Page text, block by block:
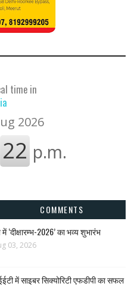
time in
COMMENTS
‘दीक्षारम्भ-2026’ का भव्य शुभारंभ
03, 2026
में साइबर सिक्योरिटी एफडीपी का सफल